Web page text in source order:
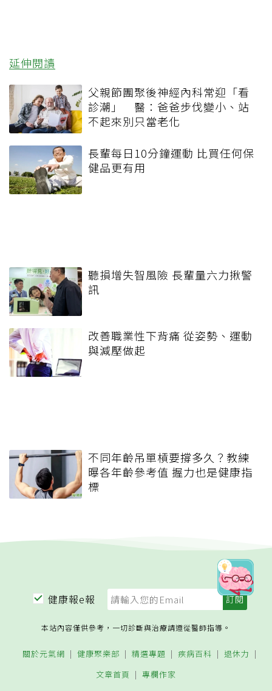
延伸閱讀
父親節團聚後神經內科常迎「看
診潮」 醫：爸爸步伐變小、站
不起來別只當老化
長輩每日10分鐘運動 比買任何保
健品更有用
聽損增失智風險 長輩量六力揪警
訊
改善職業性下背痛 從姿勢、運動
與減壓做起
不同年齡吊單槓要撐多久？教練
曝各年齡參考值 握力也是健康指
標
健康報e報
本站內容僅供參考，一切診斷與治療請遵從醫師指導。
關於元氣網 健康聚樂部 精選專題 疾病百科
退休力
文章首頁
專欄作家